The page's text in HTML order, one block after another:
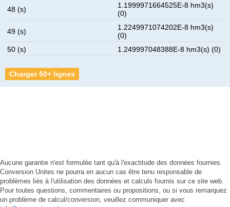
48 (s)
1.1999971664525E-8 hm3(s)
(0)
49 (s)
1.2249971074202E-8 hm3(s)
(0)
50 (s)
1.249997048388E-8 hm3(s) (0)
Charger 50+ lignes
Aucune garantie n'est formulée tant qu'à l'exactitude des données fournies.
Conversion Unites ne pourra en aucun cas être tenu responsable de
problèmes liés à l'utilisation des données et calculs fournis sur ce site web.
Pour toutes questions, commentaires ou propositions, ou si vous remarquez
un problème de calcul/conversion, veuillez communiquer avec